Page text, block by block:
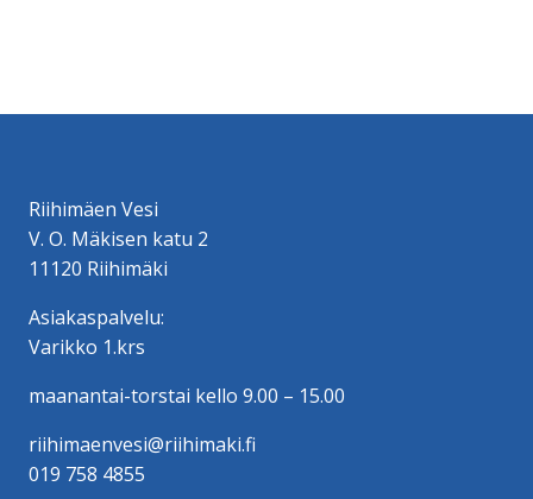
Riihimäen Vesi
V. O. Mäkisen katu 2
11120 Riihimäki
Asiakaspalvelu:
Varikko 1.krs
maanantai-torstai kello 9.00 – 15.00
riihimaenvesi@riihimaki.fi
019 758 4855